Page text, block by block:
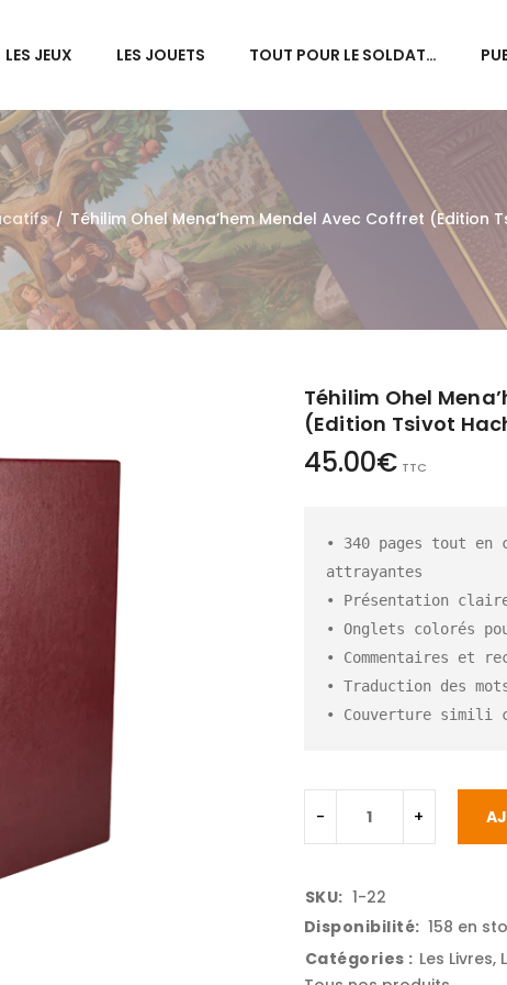
LES JEUX LES JOUETS TOUT POUR LE SOLDAT…
/ Téhilim Ohel Mena’hem Mendel Avec Coffret (Edition
Téhilim Ohel
(Edition Tsivot
45.00€ TTC
• 340 pages tout
attrayantes
• Présentation
• Onglets colorés
• Commentaires et
• Traduction des
• Couverture simili
SKU: 1-22
Disponibilité: 158 en
Catégories : Les Livres,